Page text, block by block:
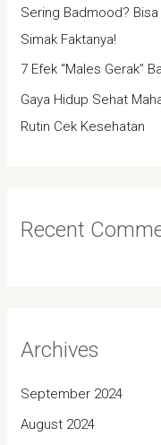
Sering Badmood?
Simak Faktanya!
7 Efek “Males Gerak”
Gaya Hidup Sehat
Rutin Cek Kesehatan
Recent
Archives
September 2024
August 2024